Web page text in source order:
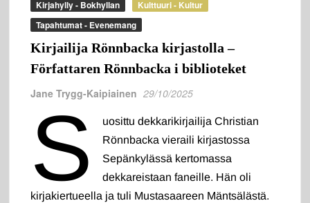
Kirjahylly - Bokhyllan
Kulttuuri - Kultur
Tapahtumat - Evenemang
Kirjailija Rönnbacka kirjastolla –
Författaren Rönnbacka i biblioteket
Jane Trygg-Kaipiainen 29/10/2025
S
uosittu dekkarikirjailija Christian
Rönnbacka vieraili kirjastossa
Sepänkylässä kertomassa
dekkareistaan faneille. Hän oli
kirjakiertueella ja tuli Mustasaareen Mäntsälästä.